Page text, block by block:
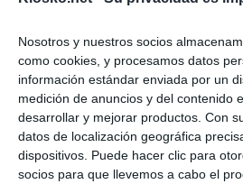
Nosotros y nuestros socios
como cookies, y procesamos datos
información estándar enviada por un
medición de anuncios y del contenido
desarrollar y mejorar productos. Con
datos de localización geográfica
dispositivos. Puede hacer clic para
socios para que llevemos a cabo el